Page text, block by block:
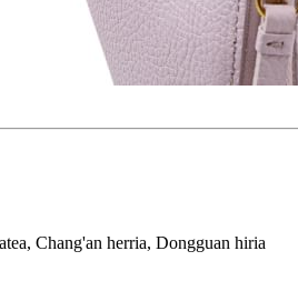
Chang'an herria, Dongguan hiria